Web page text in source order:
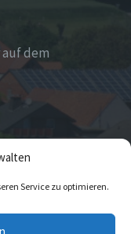
Service zu optimieren.
dem
im Kreis